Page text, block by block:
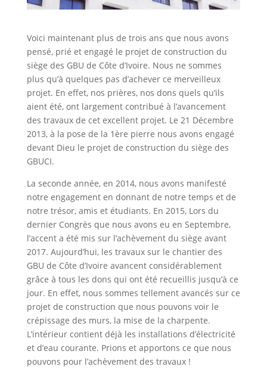
Voici maintenant plus de trois ans que nous avons
pensé, prié et engagé le projet de construction du
siège des GBU de Côte d’Ivoire. Nous ne sommes
plus qu’à quelques pas d’achever ce merveilleux
projet. En effet, nos prières, nos dons quels qu’ils
aient été, ont largement contribué à l’avancement
des travaux de cet excellent projet. Le 21 Décembre
2013, à la pose de la 1ère pierre nous avons engagé
devant Dieu le projet de construction du siège des
GBUCI.
La seconde année, en 2014, nous avons manifesté
notre engagement en donnant de notre temps et de
notre trésor, amis et étudiants. En 2015, Lors du
dernier Congrès que nous avons eu en Septembre,
l’accent a été mis sur l’achèvement du siège avant
2017. Aujourd’hui, les travaux sur le chantier des
GBU de Côte d’Ivoire avancent considérablement
grâce à tous les dons qui ont été recueillis jusqu’à ce
jour. En effet, nous sommes tellement avancés sur ce
projet de construction que nous pouvons voir le
crépissage des murs, la mise de la charpente.
L’intérieur contient déjà les installations d’électricité
et d’eau courante. Prions et apportons ce que nous
pouvons pour l’achèvement des travaux !